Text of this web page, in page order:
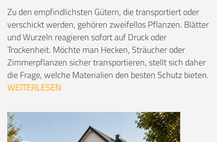
Zu den empfindlichsten Gütern, die transportiert oder
verschickt werden, gehören zweifellos Pflanzen. Blätter
und Wurzeln reagieren sofort auf Druck oder
Trockenheit. Möchte man Hecken, Sträucher oder
Zimmerpflanzen sicher transportieren, stellt sich daher
die Frage, welche Materialien den besten Schutz bieten.
WEITERLESEN